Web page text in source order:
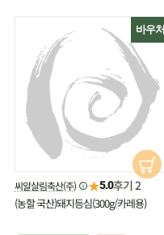
바우처
씨알살림축산(주) ★5.0후기 2
(농할 국산)돼지등심(300g/카레용)